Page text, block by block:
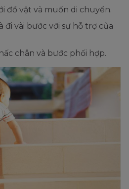
đồ vật và muốn di chuyển.
đi vài bước với sự hỗ trợ của
chân và bước phối hợp.